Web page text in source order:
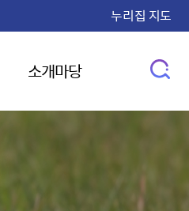
누리집 지도
소개마당